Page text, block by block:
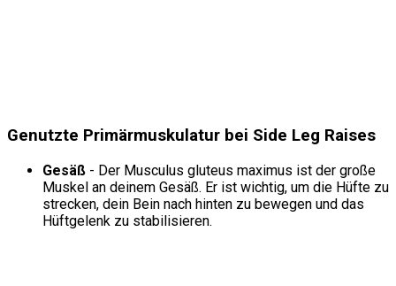
Genutzte Primärmuskulatur bei Side Leg Raises
Gesäß - Der Musculus gluteus maximus ist der große
Muskel an deinem Gesäß. Er ist wichtig, um die Hüfte zu
strecken, dein Bein nach hinten zu bewegen und das
Hüftgelenk zu stabilisieren.